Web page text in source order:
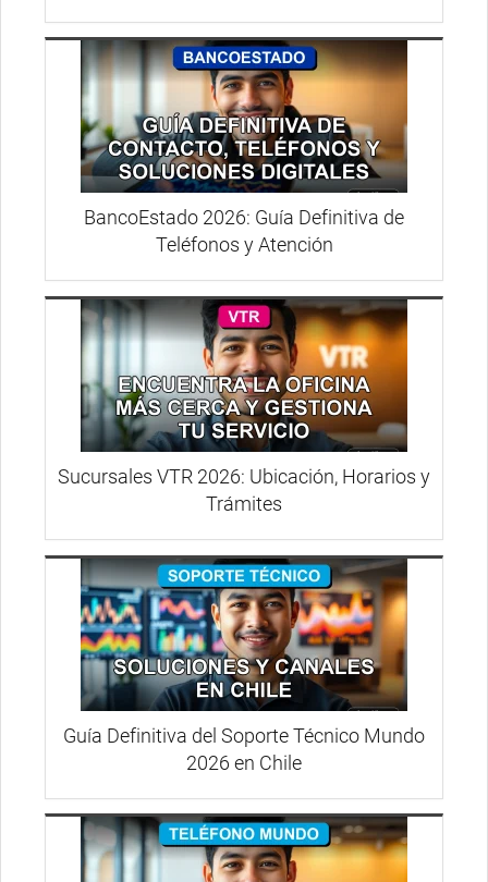
BancoEstado 2026: Guía Definitiva de
Teléfonos y Atención
Sucursales VTR 2026: Ubicación, Horarios y
Trámites
Guía Definitiva del Soporte Técnico Mundo
2026 en Chile